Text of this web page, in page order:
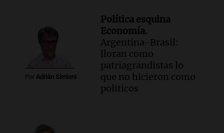
Por Adrián Simioni
Política esquina
Economía.
Argentina-Brasil:
lloran como
patriagrandistas lo
que no hicieron como
politicos